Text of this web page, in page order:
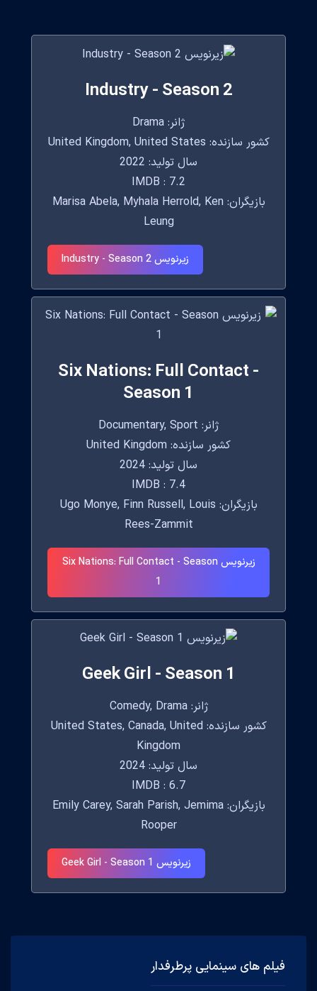
فیلم های سینمایی پرطرفدار
Industry - Season 2
ژانر: Drama
کشور سازنده: United Kingdom, United States
سال تولید: 2022
IMDB : 7.2
بازیگران: Marisa Abela, Myhala Herrold, Ken
Leung
زیرنویس Industry - Season 2
Six Nations: Full Contact -
Season 1
ژانر: Documentary, Sport
کشور سازنده: United Kingdom
سال تولید: 2024
IMDB : 7.4
بازیگران: Ugo Monye, Finn Russell, Louis
Rees-Zammit
زیرنویس Six Nations: Full Contact - Season
1
Geek Girl - Season 1
ژانر: Comedy, Drama
کشور سازنده: United States, Canada, United
Kingdom
سال تولید: 2024
IMDB : 6.7
بازیگران: Emily Carey, Sarah Parish, Jemima
Rooper
زیرنویس Geek Girl - Season 1